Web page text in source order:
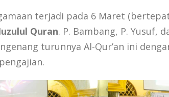
terjadi pada 6 Maret
Quran. P. Bambang, P. Yusuf,
turunnya Al-Qur’an ini